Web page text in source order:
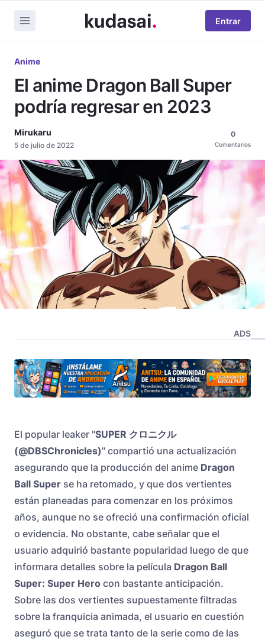
Entrar
Anime
El anime Dragon Ball Super
podría regresar en 2023
Mirukaru
5 de julio de 2022
0
Comentarios
ADS
El popular leaker "SUPER クロニクル
(@DBSChronicles)" compartió una actualización
asegurando que la producción del anime Dragon
Ball Super se ha retomado, y que dos vertientes
están planeadas para comenzar en los próximos
años, aunque no se ofreció una confirmación oficial
o evidencia. No obstante, cabe señalar que el
usuario adquirió bastante popularidad luego de que
informara detalles sobre la película Dragon Ball
Super: Super Hero con bastante anticipación.
Sobre las dos vertientes supuestamente filtradas
sobre la franquicia animada, el usuario en cuestión
aseguró que se trata tanto de la serie como de las